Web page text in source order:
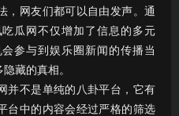
，网友们都可以自由发声。通
瓜网不仅增加了信息的多元
参与到娱乐圈新闻的传播当
藏的真相。
并不是单纯的八卦平台，它有
台中的内容会经过严格的筛选